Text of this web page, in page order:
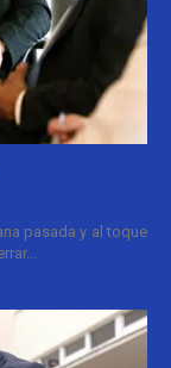
pasada y al toque